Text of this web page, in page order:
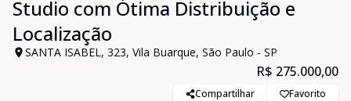
Studio com Ótima Distribuição e
Localização
SANTA ISABEL, 323, Vila Buarque, São Paulo - SP
R$ 275.000,00
Compartilhar Favorito